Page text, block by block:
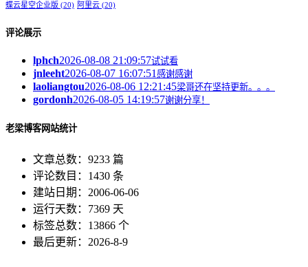
蝶云星空企业版 (20) 阿里云 (20)
评论展示
lphch2026-08-08 21:09:57试试看
jnleeht2026-08-07 16:07:51 感谢感谢
laoliangtou2026-08-06 12:21:45梁哥还在坚持更新。。。
gordonh2026-08-05 14:19:57谢谢分享！
老梁博客网站统计
文章总数：9233 篇
评论数目：1430 条
建站日期：2006-06-06
运行天数：7369 天
标签总数：13866 个
最后更新：2026-8-9